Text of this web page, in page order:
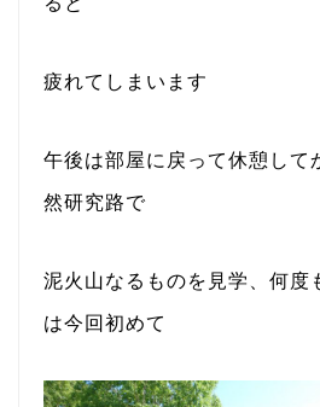
疲れてしまいます
午後は部屋に戻って休憩して
然研究路で
泥火山なるものを見学、何度
は今回初めて